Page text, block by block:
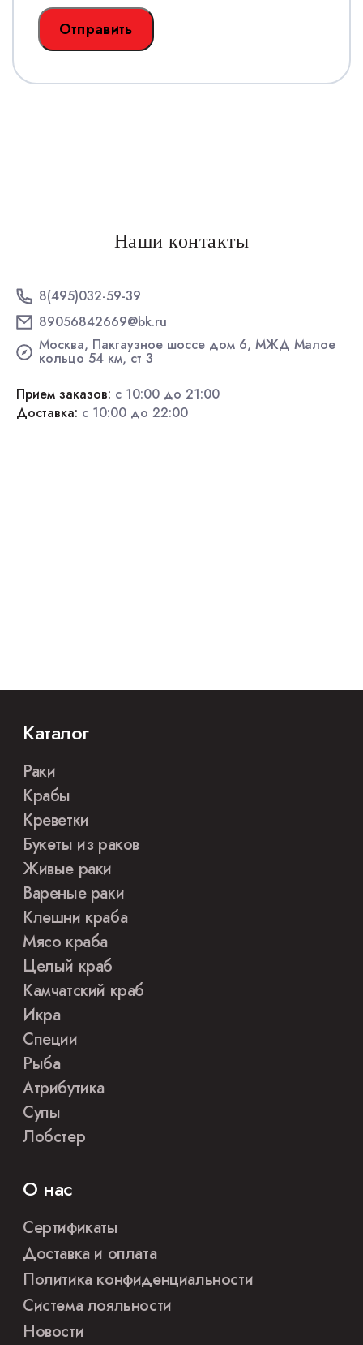
Наши контакты
8(495)032-59-39
89056842669@bk.ru
Москва, Пакгаузное шоссе дом 6, МЖД Малое
кольцо 54 км, ст 3
Прием заказов: с 10:00 до 21:00
Доставка: с 10:00 до 22:00
Каталог
Раки
Крабы
Креветки
Букеты из раков
Живые раки
Вареные раки
Клешни краба
Мясо краба
Целый краб
Камчатский краб
Икра
Специи
Рыба
Атрибутика
Супы
Лобстер
О нас
Сертификаты
Доставка и оплата
Политика конфиденциальности
Система лояльности
Новости